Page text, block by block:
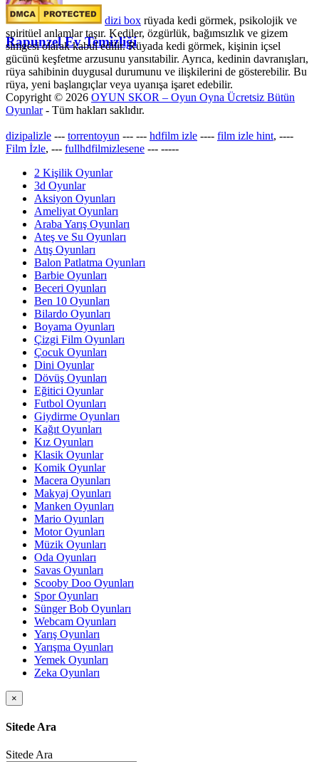
Rapunzel Ev Temizliği
dizi box rüyada kedi görmek​, psikolojik ve
spiritüel anlamlar taşır. Kediler, özgürlük, bağımsızlık ve gizem
simgesi olarak kabul edilir. Rüyada kedi görmek, kişinin içsel
gücünü keşfetme arzusunu yansıtabilir. Ayrıca, kedinin davranışları,
rüya sahibinin duygusal durumunu ve ilişkilerini de gösterebilir. Bu
rüya, yeni başlangıçlar veya uyanışa işaret edebilir.
Copyright © 2026 OYUN SKOR – Oyun Oyna Ücretsiz Bütün
Oyunlar- Tüm hakları saklıdır.
dizipalizle --- torrentoyun --- --- hdfilm izle ---- film izle hint, ----
Film İzle, --- fullhdfilmizlesene --- -----
2 Kişilik Oyunlar
3d Oyunlar
Aksiyon Oyunları
Ameliyat Oyunları
Araba Yarış Oyunları
Ateş ve Su Oyunları
Atış Oyunları
Balon Patlatma Oyunları
Barbie Oyunları
Beceri Oyunları
Ben 10 Oyunları
Bilardo Oyunları
Boyama Oyunları
Çizgi Film Oyunları
Çocuk Oyunları
Dini Oyunlar
Dövüş Oyunları
Eğitici Oyunlar
Futbol Oyunları
Giydirme Oyunları
Kağıt Oyunları
Kız Oyunları
Klasik Oyunlar
Komik Oyunlar
Macera Oyunları
Makyaj Oyunları
Manken Oyunları
Mario Oyunları
Motor Oyunları
Müzik Oyunları
Oda Oyunları
Savas Oyunları
Scooby Doo Oyunları
Spor Oyunları
Sünger Bob Oyunları
Webcam Oyunları
Yarış Oyunları
Yarışma Oyunları
Yemek Oyunları
Zeka Oyunları
×
Sitede Ara
Sitede Ara